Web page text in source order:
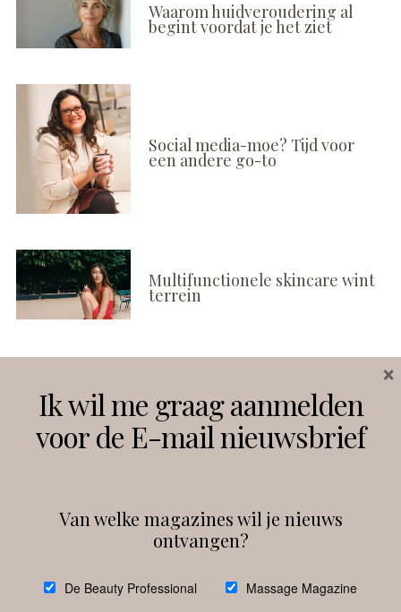
Waarom huidveroudering al
begint voordat je het ziet
Social media-moe? Tijd voor
een andere go-to
Multifunctionele skincare wint
terrein
Instagram Facebook
debeautyprofessional
Ik wil me graag aanmelden
voor de E-mail nieuwsbrief
Van welke magazines wil je nieuws
ontvangen?
De Beauty Professional Massage Magazine
×